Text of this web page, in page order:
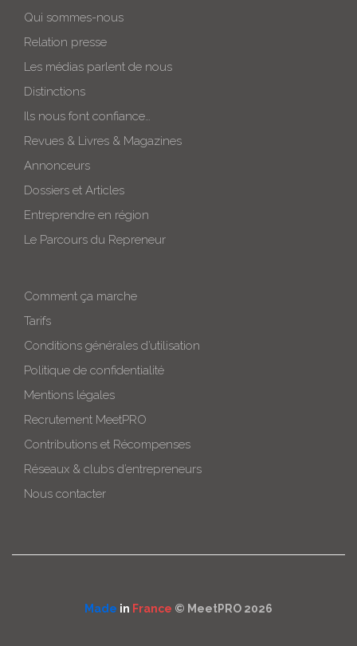
Qui sommes-nous
Relation presse
Les médias parlent de nous
Distinctions
Ils nous font confiance…
Revues & Livres & Magazines
Annonceurs
Dossiers et Articles
Entreprendre en région
Le Parcours du Repreneur
Comment ça marche
Tarifs
Conditions générales d’utilisation
Politique de confidentialité
Mentions légales
Recrutement MeetPRO
Contributions et Récompenses
Réseaux & clubs d’entrepreneurs
Nous contacter
Made in France © MeetPRO 2026